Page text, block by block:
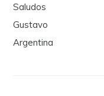
Saludos
Gustavo
Argentina